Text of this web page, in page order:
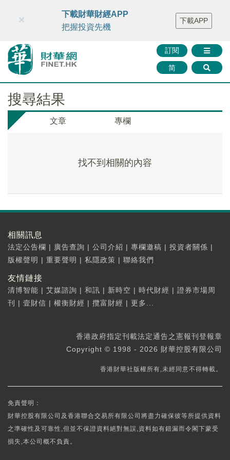
財華智庫網 FINTV FINMETA 財華證券 媒體矩陣
智庫沙龍
聯絡我們
訂閱
简
×
下載財華財經APP
把握投資先機
下載APP
搜尋結果
文章 專欄
找不到相關的內容
相關訊息
法定公告欄 | 廣告查詢 | 公司介紹 | 專欄邀稿 | 投資者關係 |
版權聲明 | 重要聲明 | 私隱政策 | 聯絡我們
友情鏈接
清博智能 | 艾媒諮詢 | 和訊 | 新時空 | 時代財經 | 證券市場周
刊
| 壹財信 | 權衡財經 | 攬富財經 | 更多...
香港政府指定刊載法定通告之憲報刊登報章
Copyright © 1998 - 2026 財華控股有限公司
香港財華社版權所有,未經同意不得轉載。
免責聲明：
財華控股有限公司及香港聯合交易所有限公司將盡力確保彼等所提供資料
之準確性及可靠性,但並不保證資料絕對無誤,資料如有錯漏而令閣下蒙受
損失,本公司概不負責。